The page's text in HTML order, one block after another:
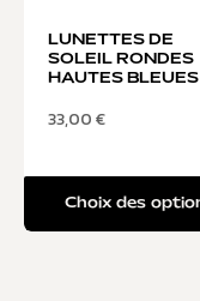
LUNETTES DE
SOLEIL RONDES
HAUTES BLEUES
33,00€
Choix des